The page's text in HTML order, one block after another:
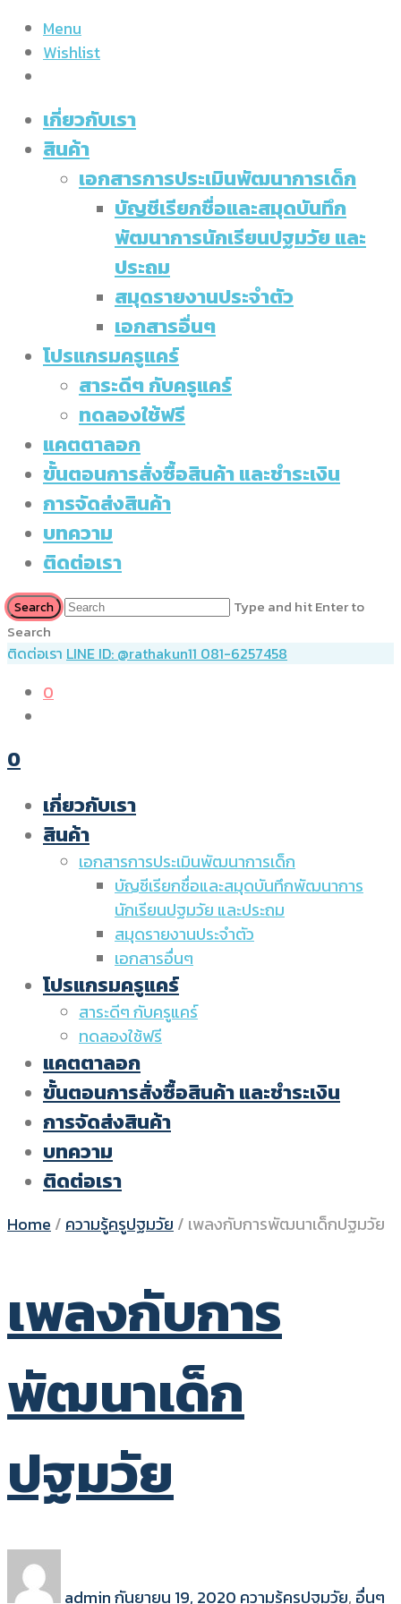
Menu
Wishlist
เกี่ยวกับเรา
สินค้า
เอกสารการประเมินพัฒนาการเด็ก
บัญชีเรียกชื่อและสมุดบันทึก
พัฒนาการนักเรียนปฐมวัย และ
ประถม
สมุดรายงานประจำตัว
เอกสารอื่นๆ
โปรแกรมครูแคร์
สาระดีๆ กับครูแคร์
ทดลองใช้ฟรี
แคตตาลอก
ขั้นตอนการสั่งซื้อสินค้า และชำระเงิน
การจัดส่งสินค้า
บทความ
ติดต่อเรา
Type and hit Enter to
Search
ติดต่อเรา LINE ID: @rathakun11 081-6257458
0
0
เกี่ยวกับเรา
สินค้า
เอกสารการประเมินพัฒนาการเด็ก
บัญชีเรียกชื่อและสมุดบันทึกพัฒนาการ
นักเรียนปฐมวัย และประถม
สมุดรายงานประจำตัว
เอกสารอื่นๆ
โปรแกรมครูแคร์
สาระดีๆ กับครูแคร์
ทดลองใช้ฟรี
แคตตาลอก
ขั้นตอนการสั่งซื้อสินค้า และชำระเงิน
การจัดส่งสินค้า
บทความ
ติดต่อเรา
Home / ความรู้ครูปฐมวัย / เพลงกับการพัฒนาเด็กปฐมวัย
เพลงกับการ
พัฒนาเด็ก
ปฐมวัย
adminกันยายน 19, 2020 ความรู้ครูปฐมวัย, อื่นๆ